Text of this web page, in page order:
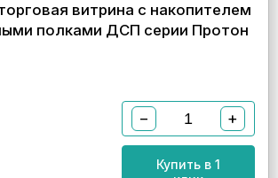
витрина с накопителем
полками ДСП серии Протон
− +
Купить в 1